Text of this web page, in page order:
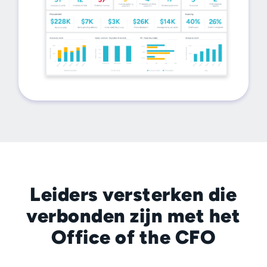
Leiders versterken die
verbonden zijn met het
Office of the CFO